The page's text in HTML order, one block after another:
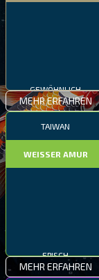
MEHR ERFAHREN
TAIWAN
WEISSER AMUR
MEHR ERFAHREN